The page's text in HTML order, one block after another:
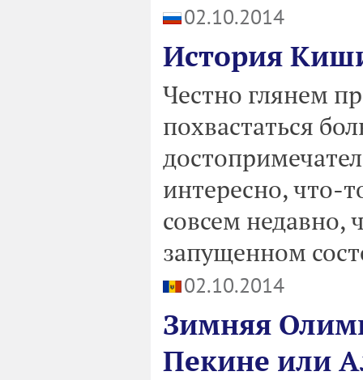
02.10.2014
История
Честно глянем
похвастаться
интересно, что-
совсем недавно,
запущенном
02.10.2014
Зимняя
Пекине или